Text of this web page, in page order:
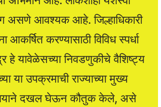
असणे आवश्यक आहे. जिल्हाधिकारी
करण्यासाठी विविध स्पर्धा
यावेळेसच्या निवडणुकीचे वैशिष्ट्य
या उपक्रमाची राज्याच्या मुख्य
दखल घेऊन कौतुक केले, असे